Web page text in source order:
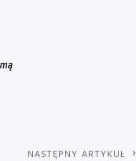
NASTĘPNY ARTYKUŁ